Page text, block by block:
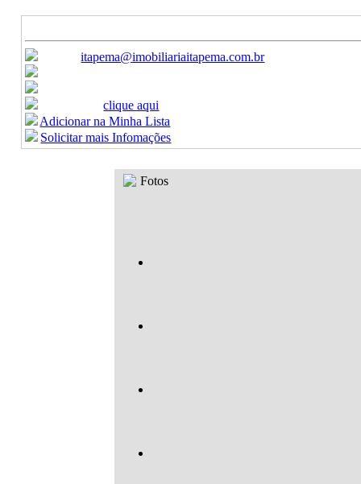
E-mail:itapema@imobiliariaitapema.com.br
Ligue:
Celular:
Formulario:clique aqui
Adicionar na Minha Lista
Solicitar mais Infomações
Fotos